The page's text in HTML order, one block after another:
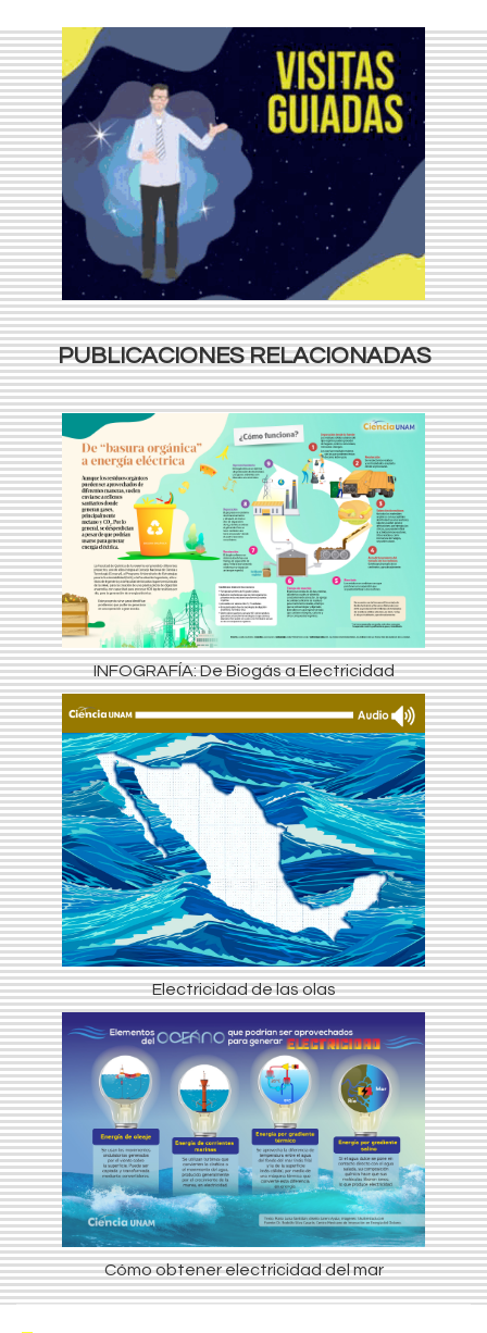
PUBLICACIONES RELACIONADAS
INFOGRAFÍA: De Biogás a Electricidad
Electricidad de las olas
Cómo obtener electricidad del mar